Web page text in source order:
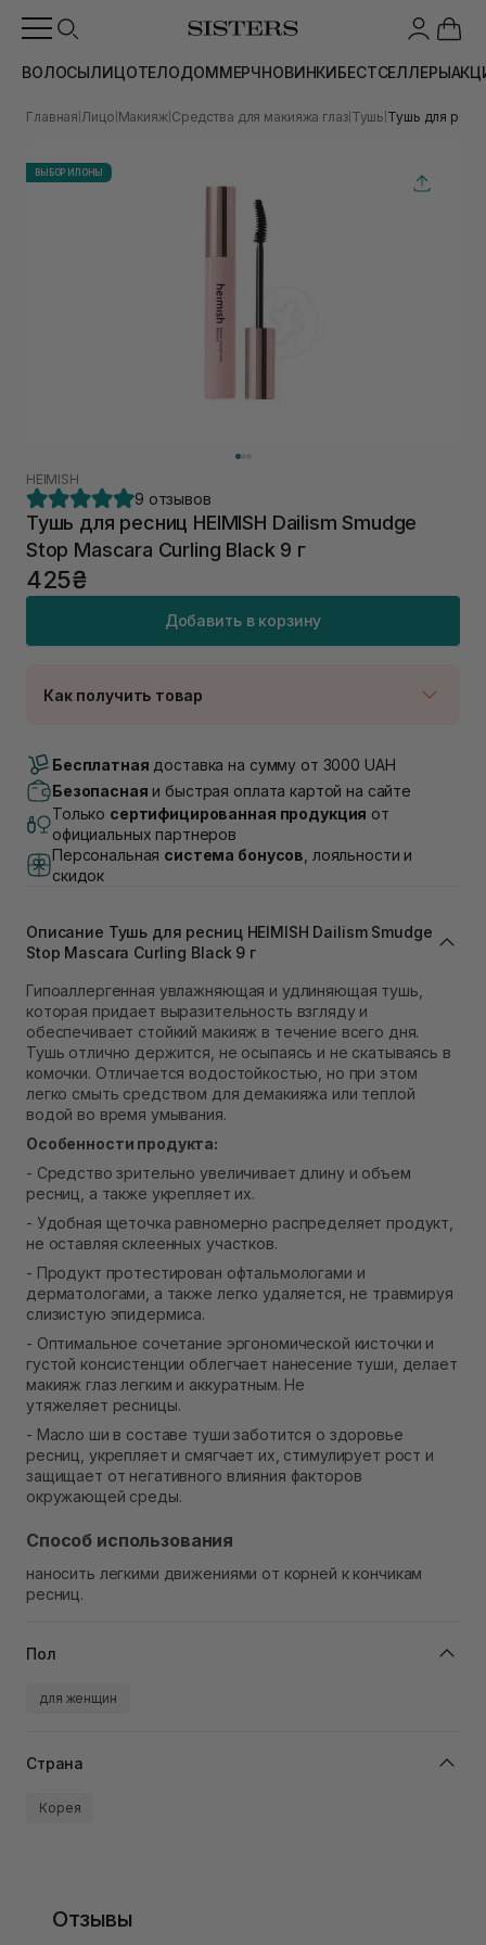
ВОЛОСЫЛИЦОТЕЛОДОММЕРЧНОВИНКИБЕСТСЕЛЛЕРЫ
Главная Лицо Макияж| Средства для макияжа глаз| Тушь Тушь для
ВЫБОР ИЛОНЫ
HEIMISH
9 отзывов
Тушь для ресниц HEIMISH Dailism Smudge
Stop Mascara Curling Black 9 г
425₴
Добавить в корзину
Как получить товар
Нет в наличии!
Самовывоз г. Луцк, Винниченка 4
Самовывоз г. Львов, ул. Академика Подстригача,
1В (Duck's Lake)
Нет в наличии!
Самовывоз Львов (Ивана Франко 36)
Самовывоз г. Львов ул. Степана Бандеры 43
Нет в наличии!
В наличии
Самовывоз г. Ровно, ул. Кулика и Гудачека 23 (ТЦ
Экватор)
Нет в наличии!
Бесплатная доставка на сумму от 3000 UAH
Безопасная и быстрая оплата картой на сайте
Только сертифицированная продукция от
официальных партнеров
Персональная система бонусов , лояльности и
скидок
Описание Тушь для ресниц HEIMISH Dailism Smudge
Stop Mascara Curling Black 9 г
Гипоаллергенная увлажняющая и удлиняющая тушь,
которая придает выразительность взгляду и
обеспечивает стойкий макияж в течение всего дня.
Тушь отлично держится, не осыпаясь и не скатываясь в
комочки. Отличается водостойкостью, но при этом
легко смыть средством для демакияжа или теплой
водой во время умывания.
Особенности продукта:
- Средство зрительно увеличивает длину и объем
ресниц, а также укрепляет их.
- Удобная щеточка равномерно распределяет продукт,
не оставляя склеенных участков.
- Продукт протестирован офтальмологами и
дерматологами, а также легко удаляется, не травмируя
слизистую эпидермиса.
- Оптимальное сочетание эргономической кисточки и
густой консистенции облегчает нанесение туши, делает
макияж глаз легким и аккуратным. Не
утяжеляет ресницы.
- Масло ши в составе туши заботится о здоровье
ресниц, укрепляет и смягчает их, стимулирует рост и
защищает от негативного влияния факторов
окружающей среды.
Способ использования
наносить легкими движениями от корней к кончикам
ресниц.
Пол
для женщин
Страна
Корея
Отзывы